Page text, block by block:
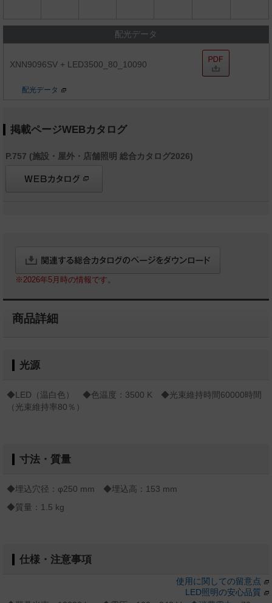
配光データ
XNN9096SV + LED3500_80_10090
配光データ
掲載ページWEBカタログ
P.757 (施設・屋外・店舗照明 総合カタログ2026)
※2026年5月時の情報です。
商品詳細
光源
◆LED（温白色） ◆色温度：3500 K ◆光束維持時間60000時間
（光束維持率80％）
寸法・質量
◆埋込穴径：φ250 mm ◆埋込高：153 mm
◆質量：1.5 kg
仕様・注意事項
使用に関しての留意点
LED照明の安心品質